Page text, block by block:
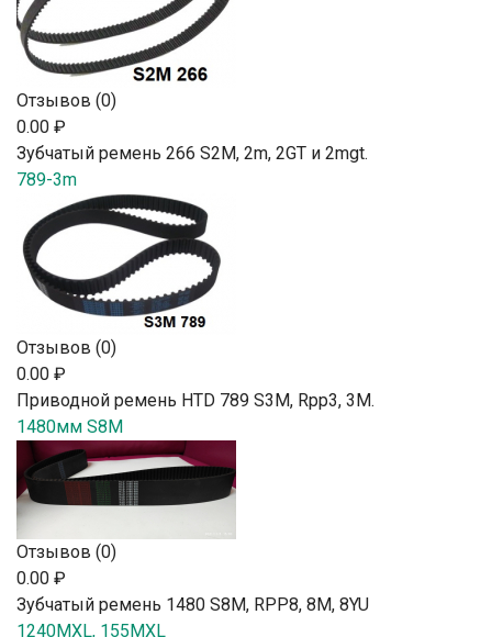
Отзывов (0)
0.00 ₽
Зубчатый ремень 266 S2М, 2m, 2GT и 2mgt.
789-3m
Отзывов (0)
0.00 ₽
Приводной ремень HTD 789 S3M, Rpp3, 3М.
1480мм S8M
Отзывов (0)
0.00 ₽
Зубчатый ремень 1480 S8M, RPP8, 8М, 8YU
1240MXL, 155MXL